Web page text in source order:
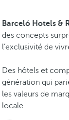
Barceló Hotels &
des concepts
l’exclusivité de
Des hôtels et
génération qui
les valeurs de
locale.